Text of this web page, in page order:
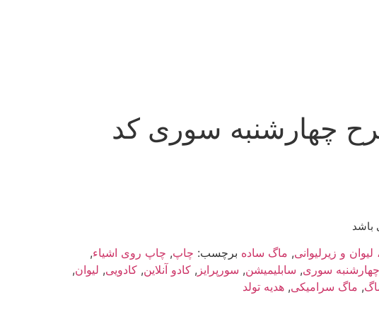
چهارشنبه سوری کد
باشد
لیوان و زیرلیوانی, ماگ ساده برچسب: چاپ, چاپ روی اشیاء,
چهارشنبه سوری, سابلیمیشن, سورپرایز , کادو آنلاین, کادویی, لیوان,
, ماگ سرامیکی, هدیه تولد